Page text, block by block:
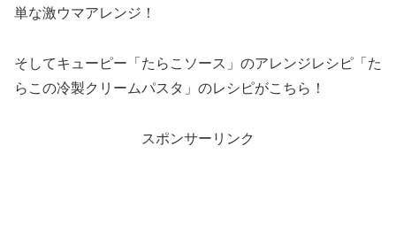
単な激ウマアレンジ！
そしてキューピー「たらこソース」のアレンジレシピ「た
らこの冷製クリームパスタ」のレシピがこちら！
スポンサーリンク